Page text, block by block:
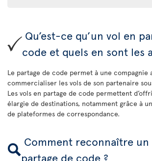
Qu’est-ce qu’un vol en
code et quels en sont les
Le partage de code permet à une compagnie
commercialiser les vols de son partenaire
Les vols en partage de code permettent
élargie de destinations, notamment grâce à
de plateformes de correspondance.
Comment reconnaître un
partage de code ?